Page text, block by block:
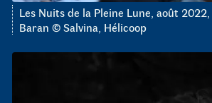
Les Nuits de la Pleine Lune, août 2022,
Baran © Salvina, Hélicoop